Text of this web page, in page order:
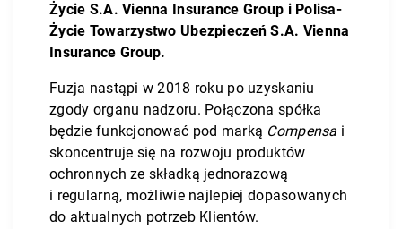
Życie S.A. Vienna Insurance Group i Polisa-
Życie Towarzystwo Ubezpieczeń S.A. Vienna
Insurance Group.
Fuzja nastąpi w 2018 roku po uzyskaniu
zgody organu nadzoru. Połączona spółka
będzie funkcjonować pod marką Compensa i
skoncentruje się na rozwoju produktów
ochronnych ze składką jednorazową
i regularną, możliwie najlepiej dopasowanych
do aktualnych potrzeb Klientów.